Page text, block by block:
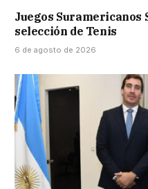
Juegos Suramericanos
selección de Tenis
6 de agosto de 2026